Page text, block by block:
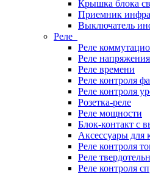
Крышка блока
Приемник
Выключатель
Реле
Реле
Реле напряжения
Реле времени
Реле контроля
Реле контроля
Розетка-реле
Реле мощности
Блок-контакт с
Аксессуары для
Реле контроля
Реле
Реле контроля